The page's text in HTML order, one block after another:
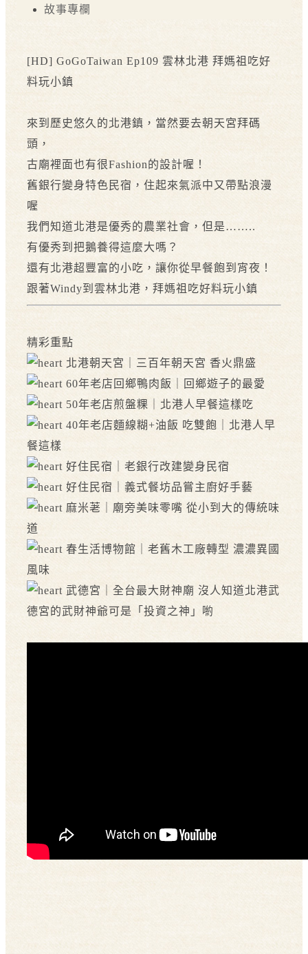
故事專欄
[HD] GoGoTaiwan Ep109 雲林北港 拜媽祖吃好
料玩小鎮
來到歷史悠久的北港鎮，當然要去朝天宮拜碼
頭，
古廟裡面也有很Fashion的設計喔！
舊銀行變身特色民宿，住起來氣派中又帶點浪漫
喔
我們知道北港是優秀的農業社會，但是……..
有優秀到把鵝養得這麼大嗎？
還有北港超豐富的小吃，讓你從早餐飽到宵夜！
跟著Windy到雲林北港，拜媽祖吃好料玩小鎮
精彩重點
北港朝天宮｜三百年朝天宮 香火鼎盛
60年老店回鄉鴨肉飯｜回鄉遊子的最愛
50年老店煎盤粿｜北港人早餐這樣吃
40年老店麵線糊+油飯 吃雙飽｜北港人早
餐這樣
好住民宿｜老銀行改建變身民宿
好住民宿｜義式餐坊品嘗主廚好手藝
麻米荖｜廟旁美味零嘴 從小到大的傳統味
道
春生活博物館｜老舊木工廠轉型 濃濃異國
風味
武德宮｜全台最大財神廟 沒人知道北港武
德宮的武財神爺可是「投資之神」喲